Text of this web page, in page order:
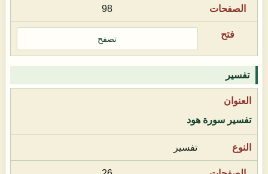
98
تصفح
تفسير
تفسير سورة هود
تفسير